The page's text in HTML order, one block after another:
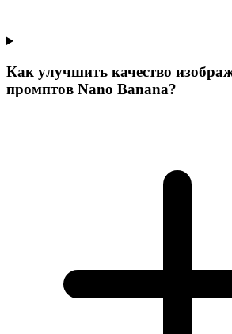
Как улучшить качество
промптов Nano Banana?